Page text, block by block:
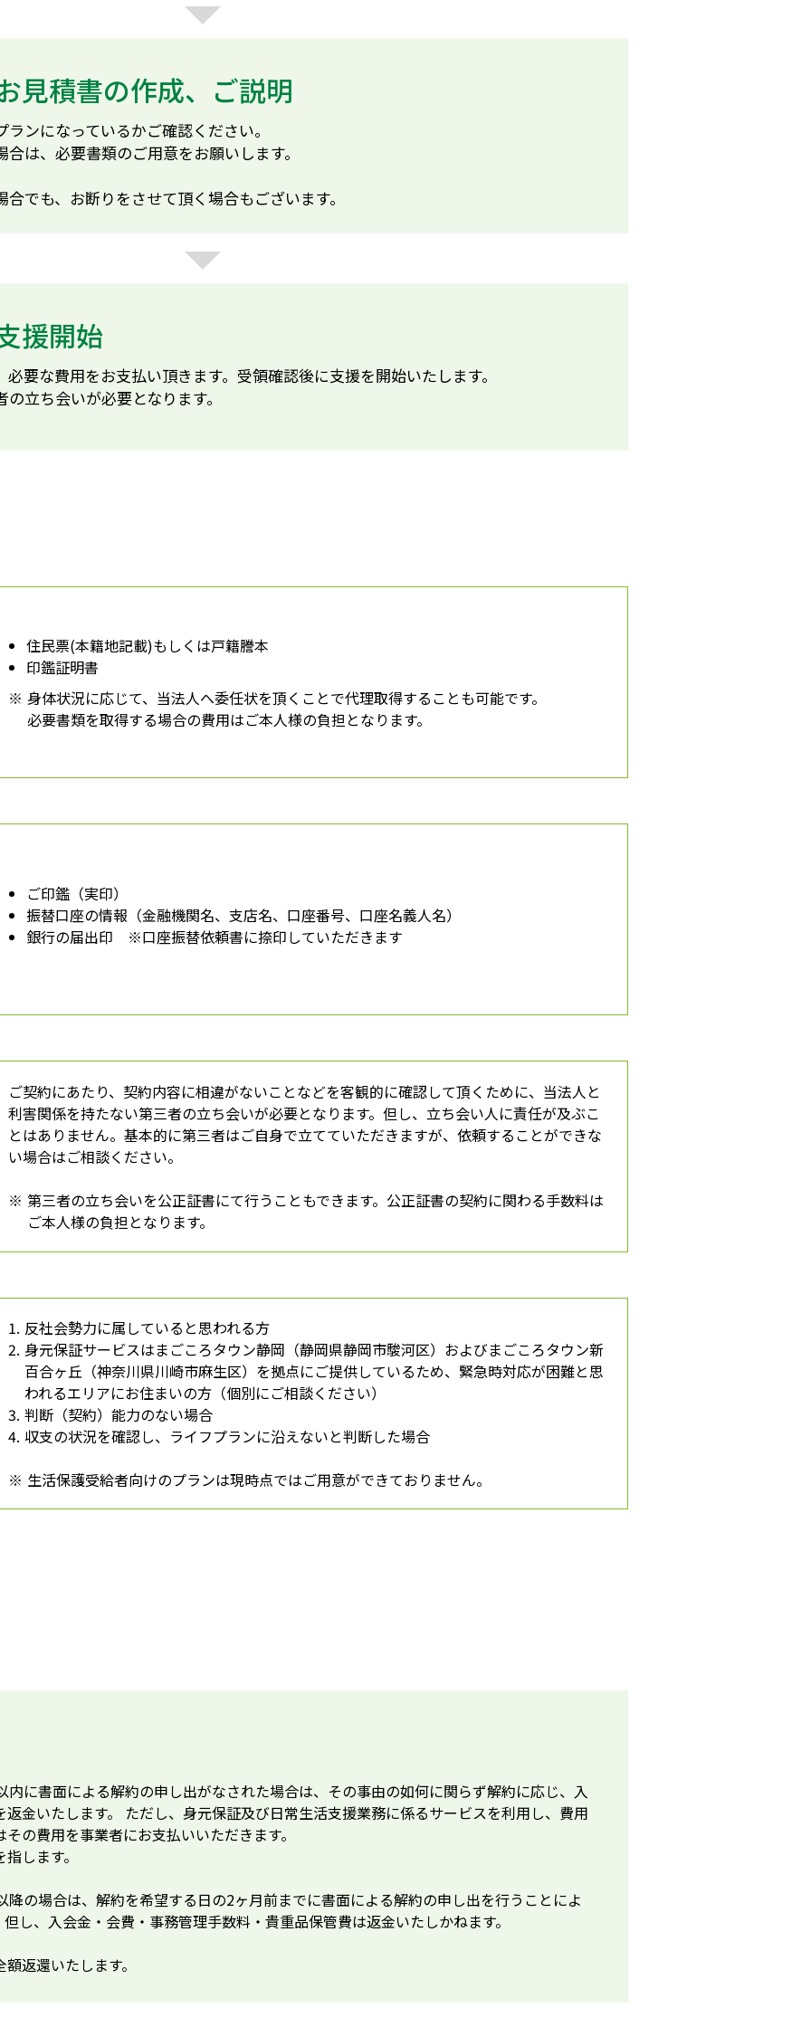
見積書の作成、ご説明
ンになっているかご確認ください。
は、必要書類のご用意をお願いします。
でも、お断りをさせて頂く場合もございます。
援開始
要な費用をお支払い頂きます。受領確認後に支援を開始いたします。
立ち会いが必要となります。
住民票(本籍地記載)もしくは戸籍謄本
印鑑証明書
※ 身体状況に応じて、当法人へ委任状を頂くことで代理取得することも可能です。
必要書類を取得する場合の費用はご本人様の負担となります。
ご印鑑（実印）
振替口座の情報（金融機関名、支店名、口座番号、口座名義人名）
銀行の届出印 ※口座振替依頼書に捺印していただきます
ご契約にあたり、契約内容に相違がないことなどを客観的に確認して頂くために、当法人と
利害関係を持たない第三者の立ち会いが必要となります。但し、立ち会い人に責任が及ぶこ
とはありません。基本的に第三者はご自身で立てていただきますが、依頼することができな
い場合はご相談ください。
※ 第三者の立ち会いを公正証書にて行うこともできます。公正証書の契約に関わる手数料は
ご本人様の負担となります。
1. 反社会勢力に属していると思われる方
2. 身元保証サービスはまごころタウン静岡（静岡県静岡市駿河区）およびまごころタウン新
百合ヶ丘（神奈川県川崎市麻生区）を拠点にご提供しているため、緊急時対応が困難と思
われるエリアにお住まいの方（個別にご相談ください）
3. 判断（契約）能力のない場合
4. 収支の状況を確認し、ライフプランに沿えないと判断した場合
※ 生活保護受給者向けのプランは現時点ではご用意ができておりません。
に書面による解約の申し出がなされた場合は、その事由の如何に関らず解約に応じ、入
金いたします。 ただし、身元保証及び日常生活支援業務に係るサービスを利用し、費用
の費用を事業者にお支払いいただきます。
します。
の場合は、解約を希望する日の2ヶ月前までに書面による解約の申し出を行うことによ
し、入会金・会費・事務管理手数料・貴重品保管費は返金いたしかねます。
返還いたします。